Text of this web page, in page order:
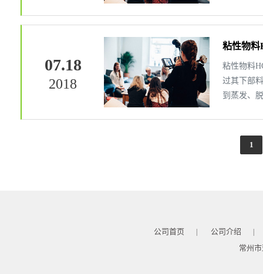
07.18
2018
粘性物料
粘性物料
过其下部
到蒸发、
1
公司首页 | 公司介绍 |
常州